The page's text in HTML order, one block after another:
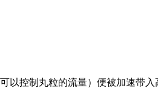
控制丸粒的流量）便被加速带